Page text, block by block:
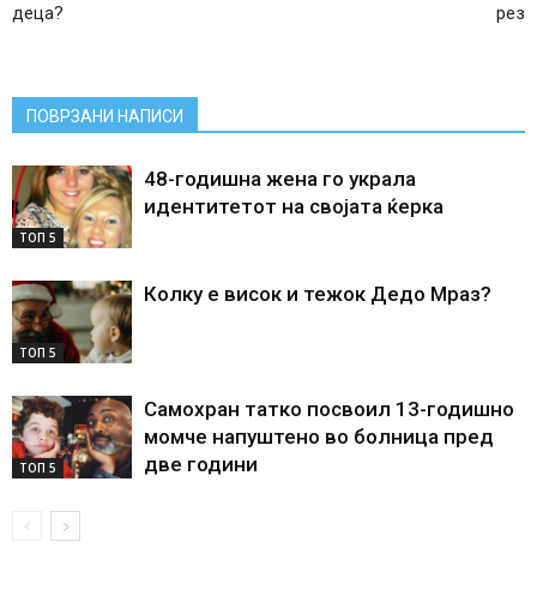
деца?
рез
ПОВРЗАНИ НАПИСИ
ТОП 5
48-годишна жена го украла
идентитетот на својата ќерка
ТОП 5
Колку е висок и тежок Дедо Мраз?
ТОП 5
Самохран татко посвоил 13-годишно
момче напуштено во болница пред
две години